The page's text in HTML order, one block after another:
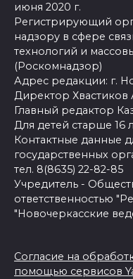
июня 2020 г.
Регистрирующий
надзору в сфере
технологий и
(Роскомнадзор)
Адрес редакции: г.
Директор
Главный редактор
Для детей старше 16
Контактные данные
государственных
тел. 8(8635) 22-82-85
Учредитель -
ответственностью
"Новочеркасские
Согласие на
помощью сервисов